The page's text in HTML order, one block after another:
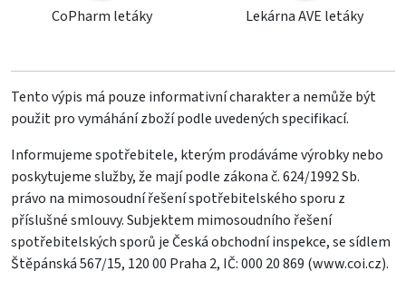
CoPharm letáky Lekárna AVE letáky
Tento výpis má pouze informativní charakter a nemůže být
použit pro vymáhání zboží podle uvedených specifikací.
Informujeme spotřebitele, kterým prodáváme výrobky nebo
poskytujeme služby, že mají podle zákona č. 624/1992 Sb.
právo na mimosoudní řešení spotřebitelského sporu z
příslušné smlouvy. Subjektem mimosoudního řešení
spotřebitelských sporů je Česká obchodní inspekce, se sídlem
Štěpánská 567/15, 120 00 Praha 2, IČ: 000 20 869 (www.coi.cz).